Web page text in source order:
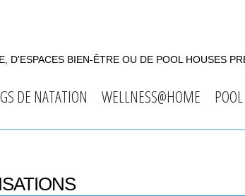
BIEN-ÊTRE OU DE POOL HOUSES
DE NATATION WELLNESS@HOME